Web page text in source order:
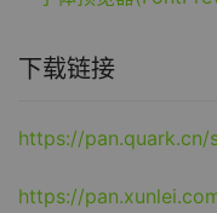
下载链接
https://
https://